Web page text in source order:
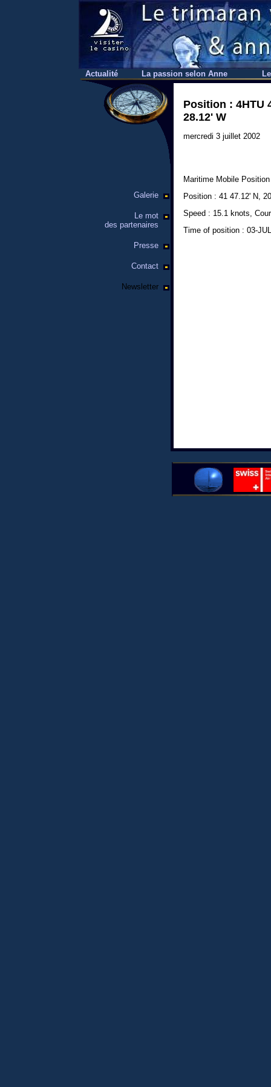
Actualité La passion selon Anne
Galerie
Le mot
des partenaires
Presse
Contact
Newsletter
Position : 4HTU
28.12' W
mercredi 3 juillet 2002
Maritime Mobile
Position : 41 47.12' N,
Speed : 15.1 knots,
Time of position : 03-